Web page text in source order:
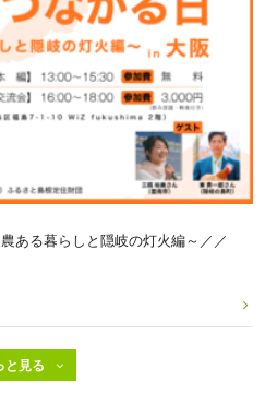
ある暮らしと隠岐の灯火編～／／